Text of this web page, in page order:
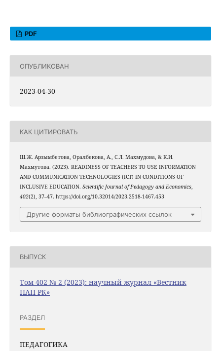
PDF
ОПУБЛИКОВАН
2023-04-30
КАК ЦИТИРОВАТЬ
Ш.Ж. Арзымбетова, Оралбекова, А., С.Л. Махмудова, & К.И.
Махмутова. (2023). READINESS OF TEACHERS TO USE INFORMATION
AND COMMUNICATION TECHNOLOGIES (ICT) IN CONDITIONS OF
INCLUSIVE EDUCATION. Scientific Journal of Pedagogy and Economics,
402(2), 37–47. https://doi.org/10.32014/2023.2518-1467.453
Другие форматы библиографических ссылок
ВЫПУСК
Том 402 № 2 (2023): научный журнал «Вестник
НАН РК»
РАЗДЕЛ
ПЕДАГОГИКА